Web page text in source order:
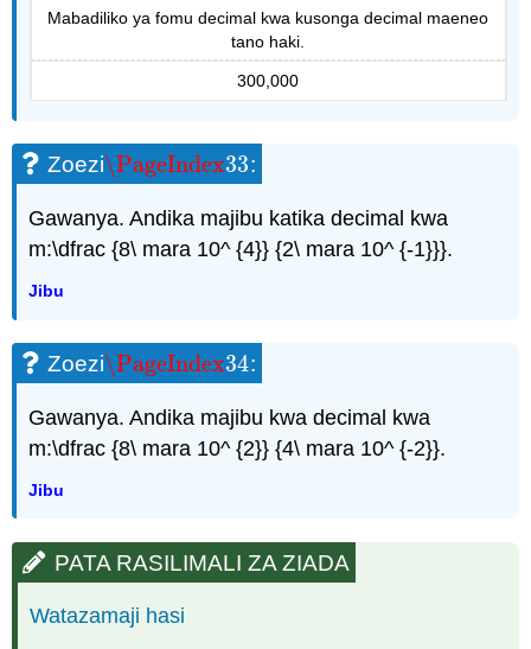
Mabadiliko ya fomu decimal kwa kusonga decimal maeneo
tano haki.
300,000
Zoezi\PageIndex33
\PageIndex33:
Gawanya. Andika majibu katika decimal kwa
m:\dfrac {8\ mara 10^ {4}} {2\ mara 10^ {-1}}}.
Jibu
Zoezi\PageIndex34
\PageIndex34:
Gawanya. Andika majibu kwa decimal kwa
m:\dfrac {8\ mara 10^ {2}} {4\ mara 10^ {-2}}.
Jibu
PATA RASILIMALI ZA ZIADA
Watazamaji hasi